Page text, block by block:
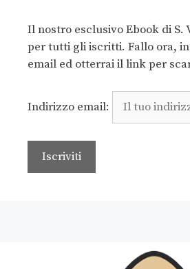
Il nostro esclusivo Ebook di S.
per tutti gli iscritti. Fallo ora,
email ed otterrai il link per
Indirizzo email: